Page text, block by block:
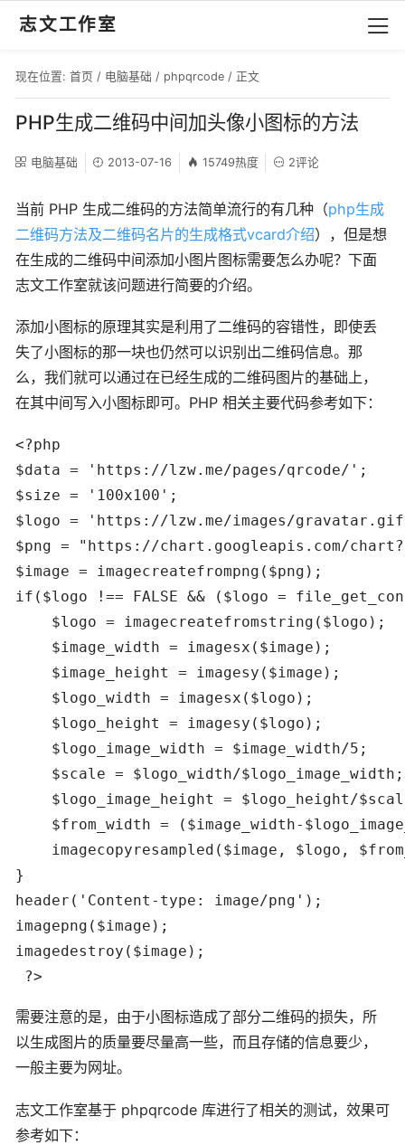
志文工作室
现在位置: 首页 / 电脑基础 / phpqrcode / 正文
PHP生成二维码中间加头像小图标的方法
电脑基础 2013-07-16 15749热度 2评论
当前 PHP 生成二维码的方法简单流行的有几种（php生成
二维码方法及二维码名片的生成格式vcard介绍），但是想
在生成的二维码中间添加小图片图标需要怎么办呢？下面
志文工作室就该问题进行简要的介绍。
添加小图标的原理其实是利用了二维码的容错性，即使丢
失了小图标的那一块也仍然可以识别出二维码信息。那
么，我们就可以通过在已经生成的二维码图片的基础上，
在其中间写入小图标即可。PHP 相关主要代码参考如下：
<?php
$data = 'https://lzw.me/pages/qrcode/';
$size = '100x100';
$logo = 'https://lzw.me/images/
$png = "https://chart.googleapis.com/
$image = imagecreatefrompng($png);
if($logo !== FALSE && ($logo =
    $logo = imagecreatefromstring($logo);
    $image_width = imagesx($image);
    $image_height = imagesy($image);
    $logo_width = imagesx($logo);
    $logo_height = imagesy($logo);
    $logo_image_width = $image_width/5;
    $scale = $logo_width/$logo_image_width;
$logo_image_height = $logo_height/
$from_width = ($image_width-
imagecopyresampled($image, $logo,
}
header('Content-type: image/png');
imagepng($image);
imagedestroy($image);
?>
需要注意的是，由于小图标造成了部分二维码的损失，所
以生成图片的质量要尽量高一些，而且存储的信息要少，
一般主要为网址。
志文工作室基于 phpqrcode 库进行了相关的测试，效果可
参考如下：